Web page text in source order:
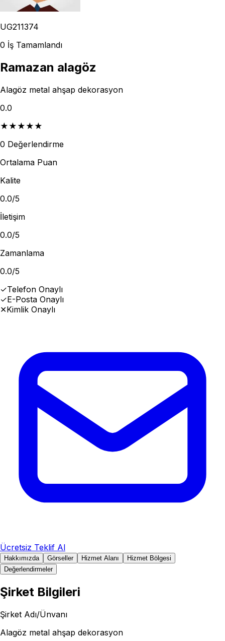
UG211374
0 İş Tamamlandı
Ramazan alagöz
Alagöz metal ahşap dekorasyon
0.0
★ ★ ★ ★ ★
0 Değerlendirme
Ortalama Puan
Kalite
0.0/5
İletişim
0.0/5
Zamanlama
0.0/5
✓Telefon Onaylı
✓E-Posta Onaylı
✕Kimlik Onaylı
Ücretsiz Teklif Al
Hakkımızda Görseller Hizmet Alanı
Hizmet Bölgesi
Değerlendirmeler
Şirket Bilgileri
Şirket Adı/Ünvanı
Alagöz metal ahşap dekorasyon